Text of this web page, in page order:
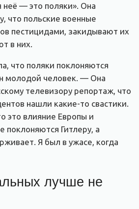
— это поляки». Она
что польские военные
пестицидами, закидывают их
в них.
что поляки поклоняются
молодой человек. — Она
телевизору репортаж, что
нашли какие-то свастики.
это влияние Европы и
поклоняются Гитлеру, а
Я был в ужасе, когда
лучше не